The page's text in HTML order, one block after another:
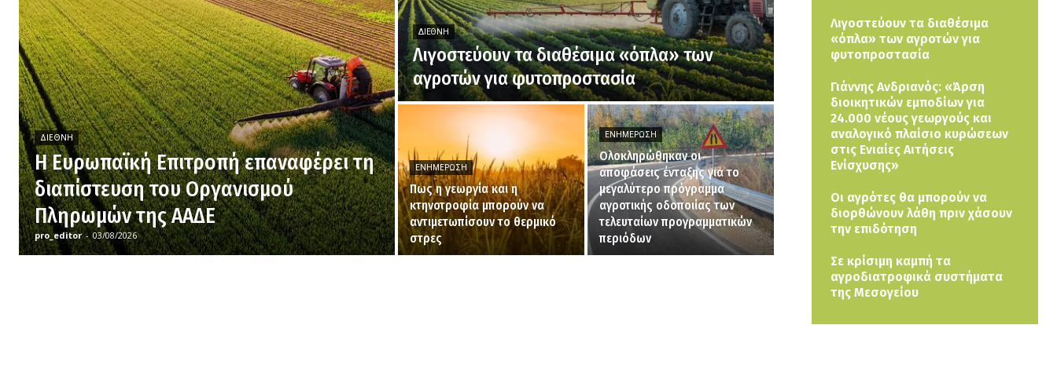
ΔΙΕΘΝΉ
H Ευρωπαϊκή Επιτροπή επαναφέρει τη
διαπίστευση του Οργανισμού
Πληρωμών της ΑΑΔΕ
pro_editor - 03/08/2026
ΔΙΕΘΝΉ
Λιγοστεύουν τα διαθέσιμα «όπλα» των
αγροτών για φυτοπροστασία
ΕΝΗΜΈΡΩΣΗ
Πως η γεωργία και η
κτηνοτροφία μπορούν να
αντιμετωπίσουν το θερμικό
στρες
ΕΝΗΜΈΡΩΣΗ
Ολοκληρώθηκαν οι
αποφάσεις ένταξης για το
μεγαλύτερο πρόγραμμα
αγροτικής οδοποιίας των
τελευταίων προγραμματικών
περιόδων
Λιγοστεύουν τα διαθέσιμα
«όπλα» των αγροτών για
φυτοπροστασία
Γιάννης Ανδριανός: «Άρση
διοικητικών εμποδίων για
24.000 νέους γεωργούς και
αναλογικό πλαίσιο κυρώσεων
στις Ενιαίες Αιτήσεις
Ενίσχυσης»
Οι αγρότες θα μπορούν να
διορθώνουν λάθη πριν χάσουν
την επιδότηση
Σε κρίσιμη καμπή τα
αγροδιατροφικά συστήματα
της Μεσογείου